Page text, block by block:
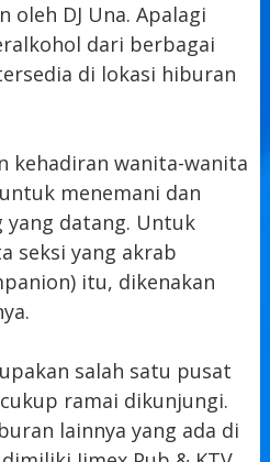
oleh DJ Una. Apalagi
dari berbagai
di lokasi hiburan
kehadiran wanita-wanita
menemani dan
yang datang. Untuk
seksi yang akrab
itu, dikenakan
salah satu pusat
ramai dikunjungi.
lainnya yang ada di